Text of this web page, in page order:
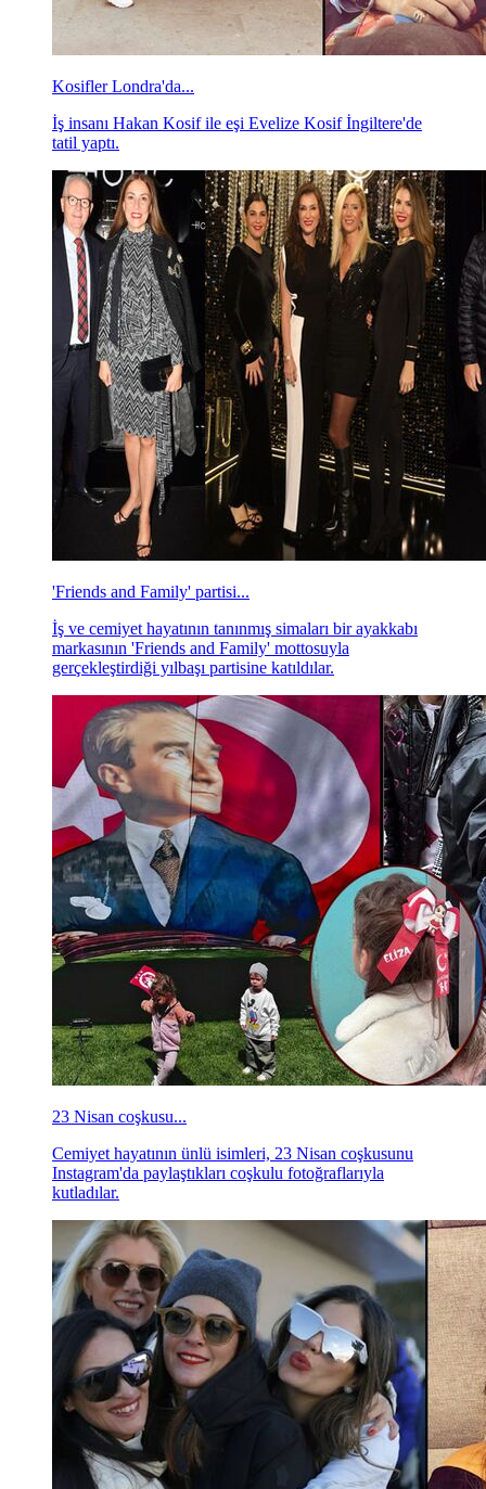
Kosifler Londra'da...
İş insanı Hakan Kosif ile eşi Evelize Kosif İngiltere'de
tatil yaptı.
'Friends and Family' partisi...
İş ve cemiyet hayatının tanınmış simaları bir ayakkabı
markasının 'Friends and Family' mottosuyla
gerçekleştirdiği yılbaşı partisine katıldılar.
23 Nisan coşkusu...
Cemiyet hayatının ünlü isimleri, 23 Nisan coşkusunu
Instagram'da paylaştıkları coşkulu fotoğraflarıyla
kutladılar.